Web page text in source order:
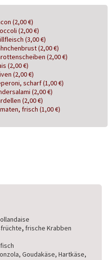
(2,00 €)
(2,00 €)
(3,00 €)
(2,00 €)
(2,00 €)
(2,00 €)
(2,00 €)
scharf (1,00 €)
(2,00 €)
(2,00 €)
frisch (1,00 €)
,frische Krabben
Goudakäse, Hartkäse,